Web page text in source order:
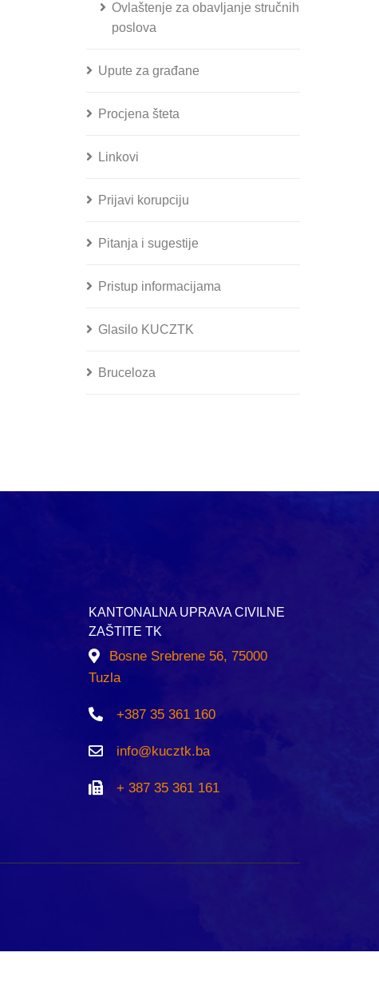
Ovlaštenje za obavljanje stručnih
poslova
Upute za građane
Procjena šteta
Linkovi
Prijavi korupciju
Pitanja i sugestije
Pristup informacijama
Glasilo KUCZTK
Bruceloza
KANTONALNA UPRAVA CIVILNE
ZAŠTITE TK
Bosne Srebrene 56, 75000
Tuzla
+387 35 361 160
info@kucztk.ba
+ 387 35 361 161